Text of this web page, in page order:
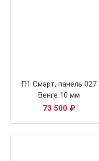
П1 Смарт, панель 027
Венге 10 мм
73 500 ₽